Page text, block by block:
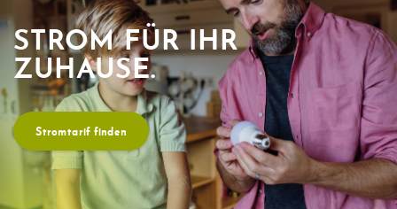
STROM FÜR IHR
ZUHAUSE.
Stromtarif finden